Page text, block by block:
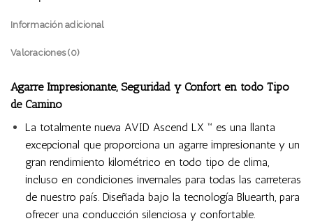
Información adicional
Valoraciones (0)
Agarre Impresionante, Seguridad y Confort en todo Tipo
de Camino
La totalmente nueva AVID Ascend LX ™ es una llanta
excepcional que proporciona un agarre impresionante y un
gran rendimiento kilométrico en todo tipo de clima,
incluso en condiciones invernales para todas las carreteras
de nuestro país. Diseñada bajo la tecnología Bluearth, para
ofrecer una conducción silenciosa y confortable.